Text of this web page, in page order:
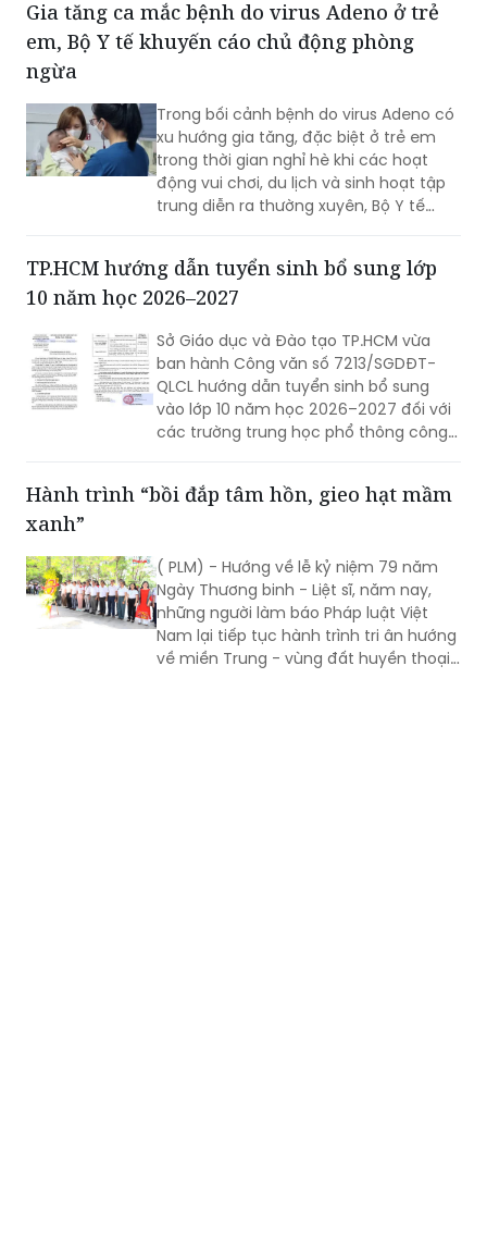
ngừa
Trong bối cảnh bệnh do virus Adeno có
trong thời gian nghỉ hè khi các hoạt
động vui chơi, du lịch và sinh hoạt tập
trung diễn ra thường xuyên, Bộ Y tế
khuyến cáo người dân không chủ quan,
chủ động thực hiện các biện pháp
phòng bệnh, theo dõi sức khỏe và đến
ngờ nhằm hạn chế nguy cơ lây lan và
các biến chứng có thể xảy ra.
TP.HCM hướng dẫn tuyển sinh bổ sung lớp
Sở Giáo dục và Đào tạo TP.HCM vừa
ban hành Công văn số 7213/SGDĐT-
QLCL hướng dẫn tuyển sinh bổ sung
vào lớp 10 năm học 2026–2027 đối với
các trường trung học phổ thông công
lập còn thiếu chỉ tiêu, nhằm tạo thêm
cơ hội học tập cho học sinh sau kỳ thi
tuyển sinh vừa qua.
Hành trình “bồi đắp tâm hồn, gieo hạt mầm
( PLM) - Hướng về lễ kỷ niệm 79 năm
những người làm báo Pháp luật Việt
Nam lại tiếp tục hành trình tri ân hướng
về miền Trung - vùng đất huyền thoại
với biết bao người con ưu tú đã không
tiếc thân mình, hiến dâng tuổi thanh
xuân cho độc lập, tự do của Tổ quốc.